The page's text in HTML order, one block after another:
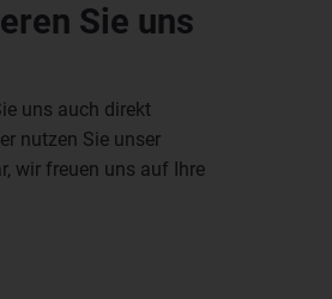
Sie uns
uns auch direkt
nutzen Sie unser
wir freuen uns auf Ihre